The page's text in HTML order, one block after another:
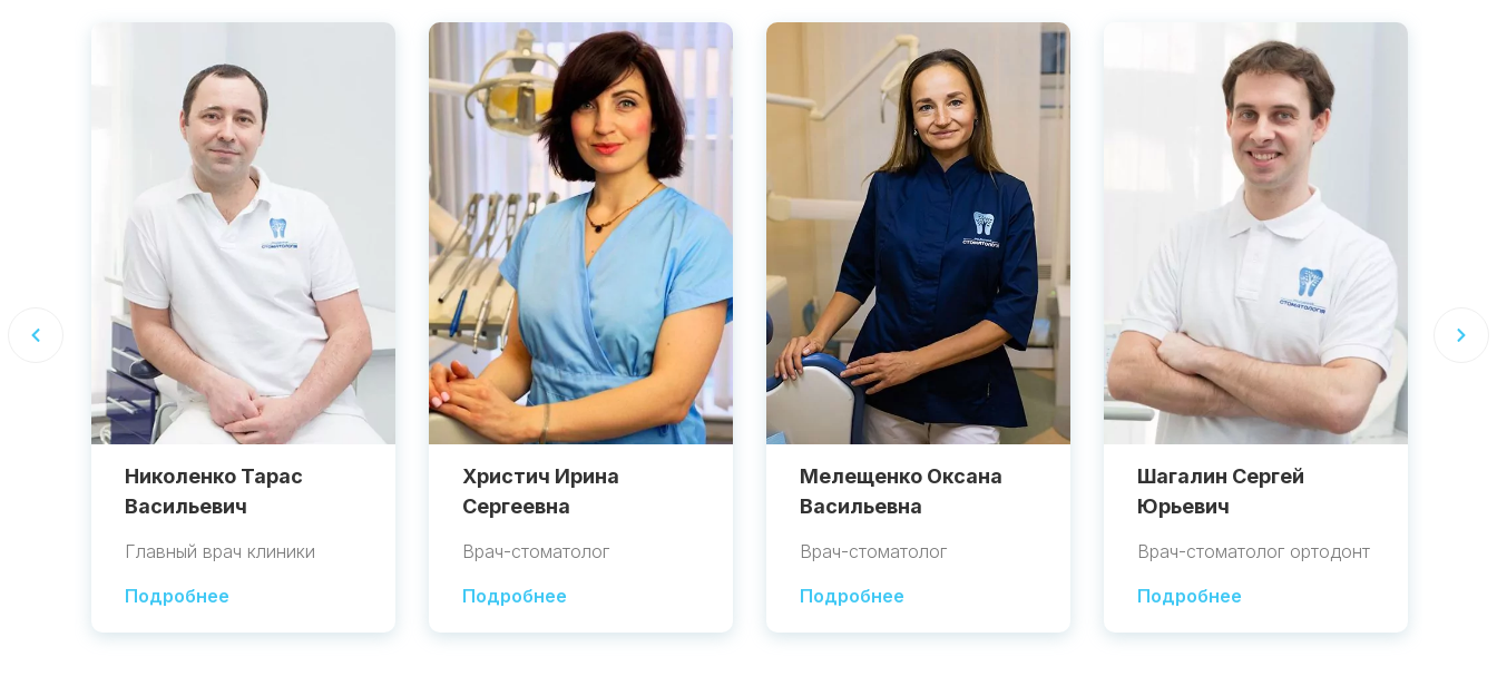
Николенко Тарас
Васильевич
Главный врач клиники
Подробнее
Христич Ирина
Сергеевна
Врач-стоматолог
Подробнее
Мелещенко Оксана
Васильевна
Врач-стоматолог
Подробнее
Шагалин Сергей
Юрьевич
Врач-стоматолог ортодонт
Подробнее